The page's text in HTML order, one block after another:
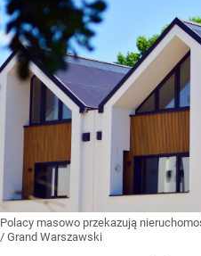
Polacy masowo przekazują
/ Grand Warszawski